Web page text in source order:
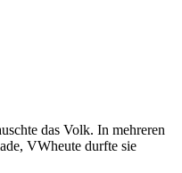
das Volk. In mehreren
VWheute durfte sie